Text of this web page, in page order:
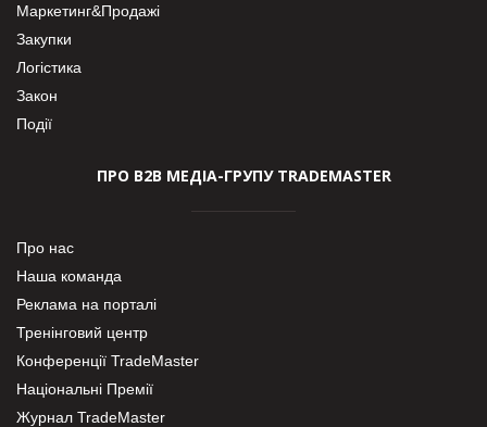
Маркетинг&Продажі
Закупки
Логістика
Закон
Події
ПРО В2В МЕДІА-ГРУПУ TRADEMASTER
Про нас
Наша команда
Реклама на порталі
Тренінговий центр
Конференції TradeMaster
Національні Премії
Журнал TradeMaster